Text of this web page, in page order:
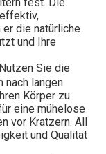
er die natürliche
und Ihre
Sie die
nach langen
Körper zu
eine mühelose
vor Kratzern. All
und Qualität